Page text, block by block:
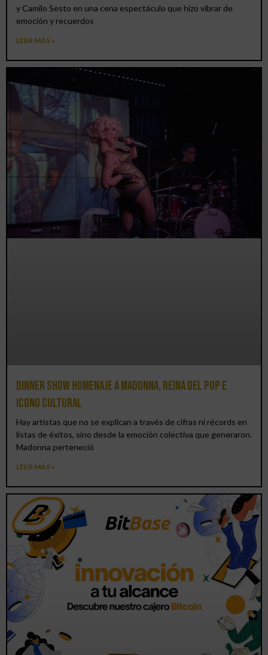
y Camilo Sesto en una cena espectáculo que hizo vibrar de
emoción y recuerdos
LEER MÁS »
Dinner Show homenaje a Madonna, reina del pop e
icono cultural
Hay artistas que no se explican a través de cifras ni récords en
listas de éxitos, sino desde la emoción colectiva que generaron.
Madonna perteneció
LEER MÁS »